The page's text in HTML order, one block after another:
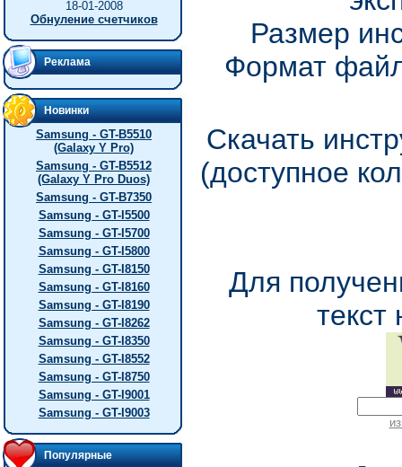
18-01-2008
Обнуление счетчиков
Реклама
Новинки
Samsung - GT-B5510
(Galaxy Y Pro)
Samsung - GT-B5512
(Galaxy Y Pro Duos)
Samsung - GT-B7350
Samsung - GT-I5500
Samsung - GT-I5700
Samsung - GT-I5800
Samsung - GT-I8150
Samsung - GT-I8160
Samsung - GT-I8190
Samsung - GT-I8262
Samsung - GT-I8350
Samsung - GT-I8552
Samsung - GT-I8750
Samsung - GT-I9001
Samsung - GT-I9003
Популярные
Размер
Формат
Скачать
(доступное
Для
текст